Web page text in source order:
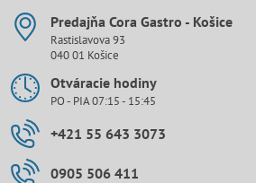
Predajňa Cora Gastro - Košice
Rastislavova 93
040 01 Košice
Otváracie hodiny
PO - PIA 07:15 - 15:45
+421 55 643 3073
0905 506 411